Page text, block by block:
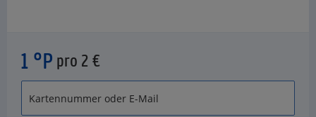
1 °P pro 2 €